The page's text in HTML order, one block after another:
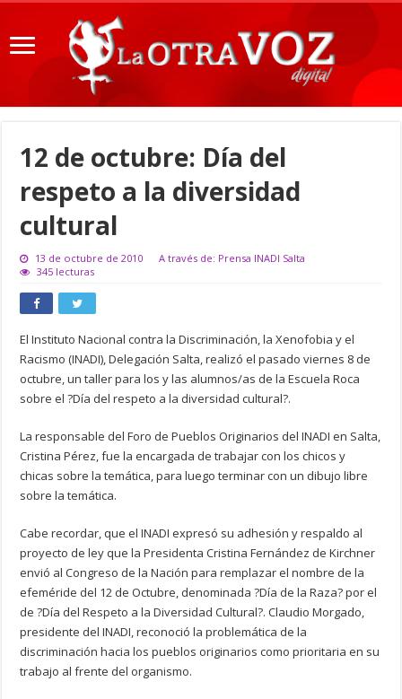
12 de octubre: Día del
respeto a la diversidad
cultural
13 de octubre de 2010
A través de: Prensa INADI Salta
345 lecturas
El Instituto Nacional contra la Discriminación, la Xenofobia y el
Racismo (INADI), Delegación Salta, realizó el pasado viernes 8 de
octubre, un taller para los y las alumnos/as de la Escuela Roca
sobre el ?Día del respeto a la diversidad cultural?.
La responsable del Foro de Pueblos Originarios del INADI en Salta,
Cristina Pérez, fue la encargada de trabajar con los chicos y
chicas sobre la temática, para luego terminar con un dibujo libre
sobre la temática.
Cabe recordar, que el INADI expresó su adhesión y respaldo al
proyecto de ley que la Presidenta Cristina Fernández de Kirchner
envió al Congreso de la Nación para remplazar el nombre de la
efeméride del 12 de Octubre, denominada ?Día de la Raza? por el
de ?Día del Respeto a la Diversidad Cultural?. Claudio Morgado,
presidente del INADI, reconoció la problemática de la
discriminación hacia los pueblos originarios como prioritaria en su
trabajo al frente del organismo.